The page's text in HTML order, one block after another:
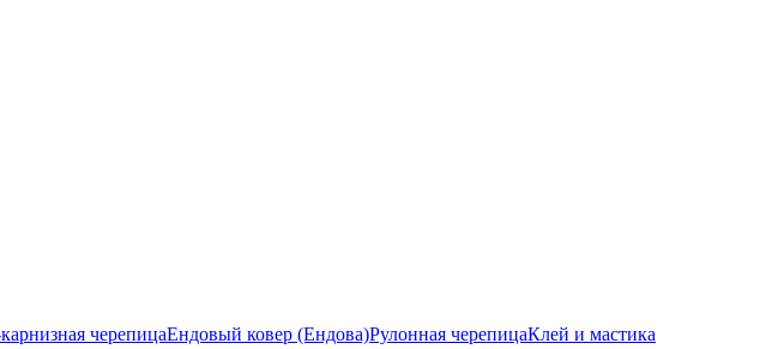
черепицаЕндовый ковер (Ендова)Рулонная черепицаКлей и мастика